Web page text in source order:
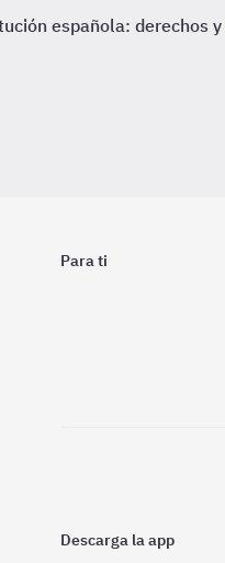
española: derechos y
Para ti
Descarga la app